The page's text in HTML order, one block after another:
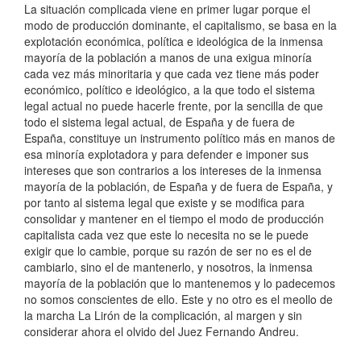
La situación complicada viene en primer lugar porque el
modo de producción dominante, el capitalismo, se basa en la
explotación económica, política e ideológica de la inmensa
mayoría de la población a manos de una exigua minoría
cada vez más minoritaria y que cada vez tiene más poder
económico, político e ideológico, a la que todo el sistema
legal actual no puede hacerle frente, por la sencilla de que
todo el sistema legal actual, de España y de fuera de
España, constituye un instrumento político más en manos de
esa minoría explotadora y para defender e imponer sus
intereses que son contrarios a los intereses de la inmensa
mayoría de la población, de España y de fuera de España, y
por tanto al sistema legal que existe y se modifica para
consolidar y mantener en el tiempo el modo de producción
capitalista cada vez que este lo necesita no se le puede
exigir que lo cambie, porque su razón de ser no es el de
cambiarlo, sino el de mantenerlo, y nosotros, la inmensa
mayoría de la población que lo mantenemos y lo padecemos
no somos conscientes de ello. Este y no otro es el meollo de
la marcha La Lirón de la complicación, al margen y sin
considerar ahora el olvido del Juez Fernando Andreu.